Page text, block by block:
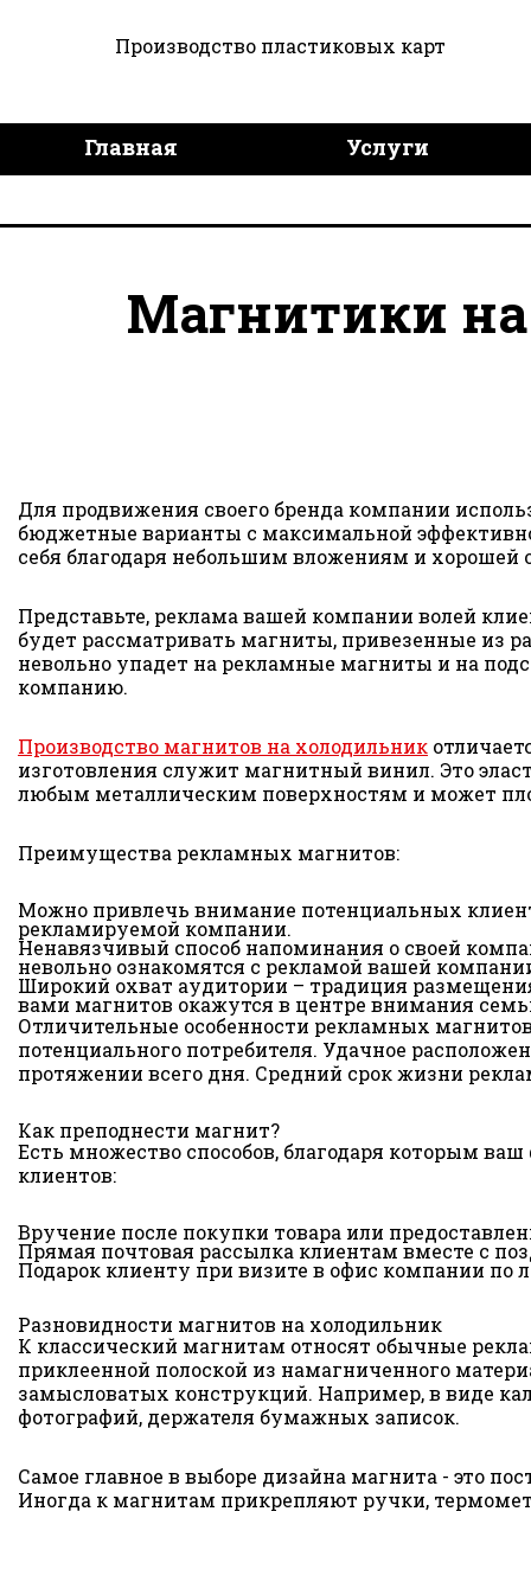
Производство пластиковых карт
Главная
Услуги
Магнитики
Для продвижения своего бренда компании
бюджетные варианты с максимальной
себя благодаря небольшим вложениям и хорошей
Представьте, реклама вашей компании волей
будет рассматривать магниты, привезенные из
невольно упадет на рекламные магниты и на
компанию.
Производство магнитов на холодильник
изготовления служит магнитный винил. Это
любым металлическим поверхностям и может
Преимущества рекламных магнитов:
Можно привлечь внимание потенциальных
рекламируемой компании.
Ненавязчивый способ напоминания о своей
невольно ознакомятся с рекламой вашей
Широкий охват аудитории – традиция
вами магнитов окажутся в центре внимания
Отличительные особенности рекламных
потенциального потребителя. Удачное
протяжении всего дня. Средний срок жизни
Как преподнести магнит?
Есть множество способов, благодаря которым
клиентов:
Вручение после покупки товара или
Прямая почтовая рассылка клиентам вместе с
Подарок клиенту при визите в офис компании по
Разновидности магнитов на холодильник
К классический магнитам относят обычные
приклеенной полоской из намагниченного
замысловатых конструкций. Например, в виде
фотографий, держателя бумажных записок.
Самое главное в выборе дизайна магнита - это
Иногда к магнитам прикрепляют ручки,